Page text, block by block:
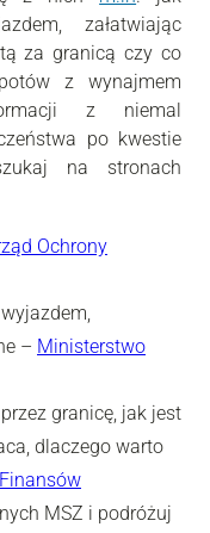
załatwiając
za granicą czy co
z wynajmem
z niemal
po kwestie
na stronach
Ochrony
– Ministerstwo
granicę, jak jest
dlaczego warto
MSZ i podróżuj